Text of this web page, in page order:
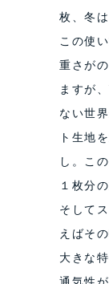
枚、冬
この使
重さが
ますが
ない世
ト生地
し。こ
１枚分
そして
えばそ
大きな
通気性